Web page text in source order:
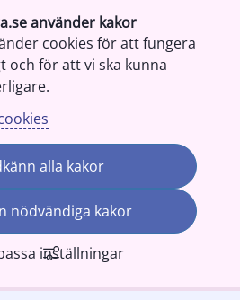
använder kakor
cookies för att fungera
och för att vi ska kunna
alla kakor
nödvändiga kakor
inställningar